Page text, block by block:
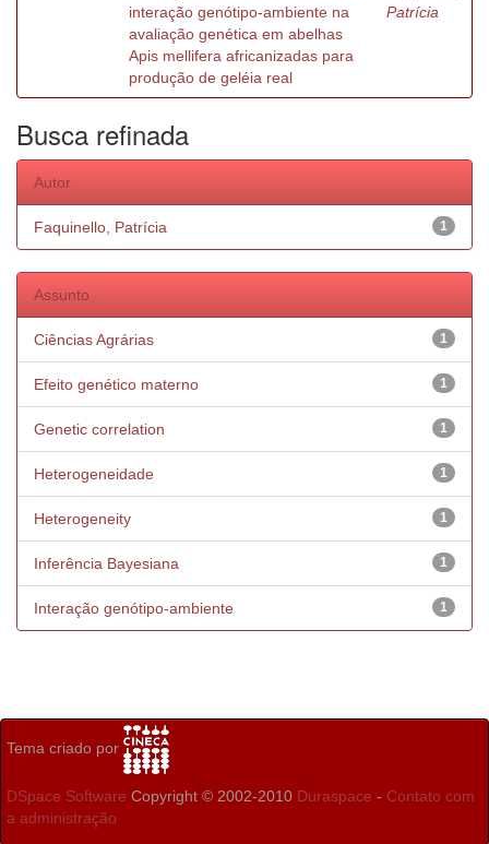
interação genótipo-ambiente na
avaliação genética em abelhas
Apis mellifera africanizadas para
produção de geléia real
Patrícia
Busca refinada
Autor
1
Faquinello, Patrícia
Assunto
1
Ciências Agrárias
1
Efeito genético materno
1
Genetic correlation
1
Heterogeneidade
1
Heterogeneity
1
Inferência Bayesiana
1
Interação genótipo-ambiente
Tema criado por
DSpace Software Copyright © 2002-2010 Duraspace - Contato com
a administração